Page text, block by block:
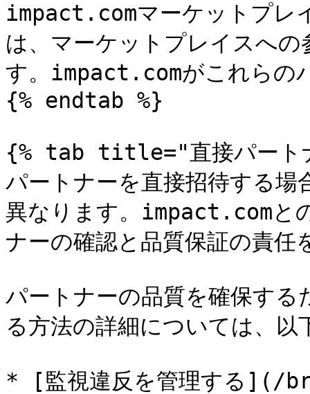
impact.comマーケットプレ
は、マーケットプレイスへ
す。impact.comがこれらの
{% endtab %}
{% tab title="直接パート
パートナーを直接招待する場
異なります。impact.comと
ナーの確認と品質保証の責任
パートナーの品質を確保す
る方法の詳細については、
* [監視違反を管理する